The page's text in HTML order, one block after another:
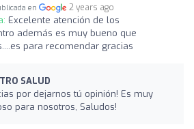
en 2 years ago
Excelente atención de los
además es muy bueno que
para recomendar gracias
SALUD
por dejarnos tú opinión! Es muy
para nosotros, Saludos!